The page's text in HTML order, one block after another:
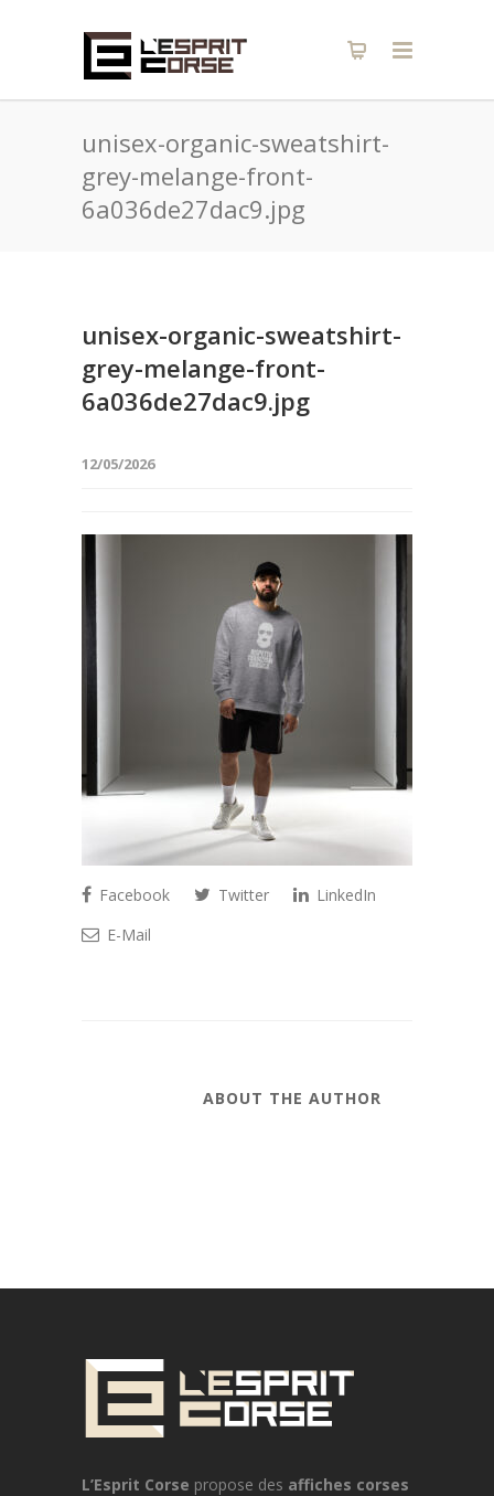
unisex-organic-sweatshirt-
grey-melange-front-
6a036de27dac9.jpg
unisex-organic-sweatshirt-
grey-melange-front-
6a036de27dac9.jpg
12/05/2026
Facebook Twitter
LinkedIn
E-Mail
ABOUT THE AUTHOR
L’Esprit Corse propose des affiches corses